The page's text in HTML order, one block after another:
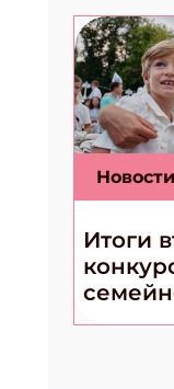
Новости
Итоги
Получи
Укажите имя
Укажите